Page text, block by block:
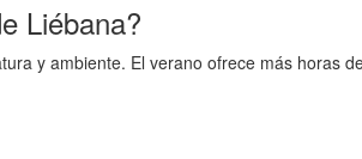
Liébana?
y ambiente. El verano ofrece más horas